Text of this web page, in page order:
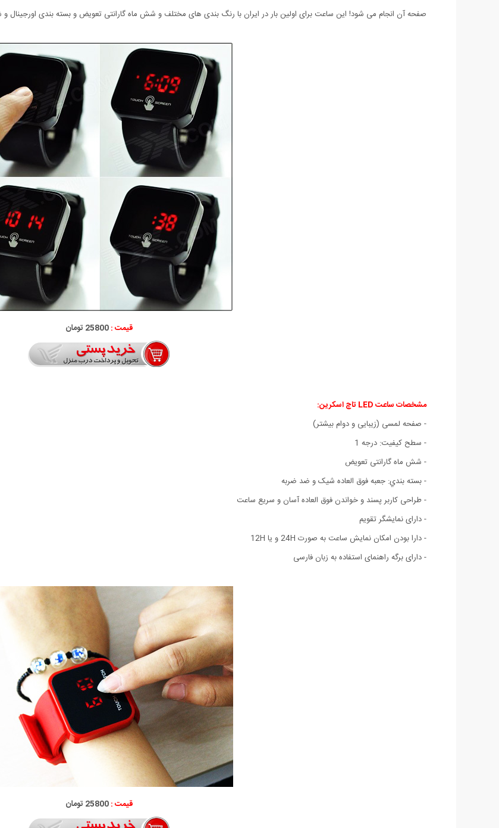
صفحه آن انجام می شود! این ساعت برای اولین بار در ایران با رنگ بندی های مختلف و شش ماه گارانتی تعویض و بسته بندی
قیمت :25800 تومان
مشخصات ساعت LED تاچ اسکرین:
- صفحه لمسی (زیبایی و دوام بیشتر)
- سطح کیفیت: درجه 1
- شش ماه گارانتی تعویض
- بسته بندي: جعبه فوق العاده شیک و ضد ضربه
- طراحی کاربر پسند و خواندن فوق العاده آسان و سریع ساعت
- دارای نمایشگر تقویم
- دارا بودن امکان نمایش ساعت به صورت 24H و یا 12H
- دارای برگه راهنمای استفاده به زبان فارسی
قیمت :25800 تومان